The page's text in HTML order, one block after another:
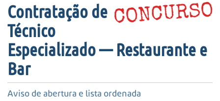
u
a
A
v
a
ç
Contratação de
Técnico
Especializado — Restaurante e
Bar
Aviso de abertura e lista ordenada